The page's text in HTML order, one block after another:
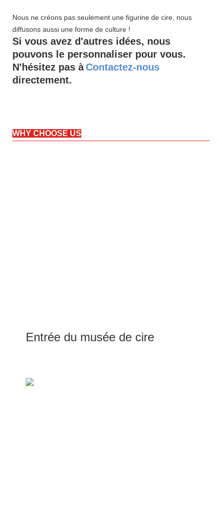
Nous ne créons pas seulement une figurine de cire, nous
diffusons aussi une forme de culture !
Si vous avez d'autres idées, nous
pouvons le personnaliser pour vous.
N'hésitez pas àContactez-nous
directement.
WHY CHOOSE US
Entrée du musée de cire